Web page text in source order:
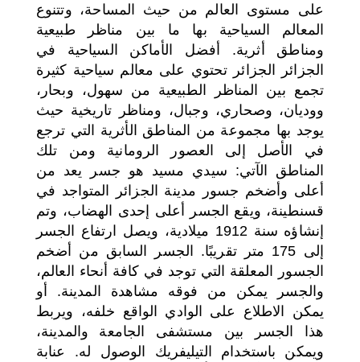
على مستوى العالم من حيث المساحة، وتتنوع
المعالم السياحية بها ما بين مناظر طبيعية
ومناطق أثرية. أفضل الأماكن السياحية في
الجزائر الجزائر تحتوي على معالم سياحية كثيرة
تجمع بين المناظر الطبيعية من سهول، وبحار،
ووديان، وصحاري، وجبال، ومناظر تاريخية حيث
يوجد بها مجموعة من المناطق الأثرية التي ترجع
في الأصل إلى العصور الرومانية ومن تلك
المناطق الآتي: سيدي مسيد هو جسر يعد من
أعلى وأضخم جسور مدينة الجزائر المتواجد في
قسنطينة، ويقع الجسر أعلى إحدى الهضاب، وتم
إنشاؤه سنة 1912 ميلادية، ويصل ارتفاع الجسر
إلى 175 متر تقريبًا. الجسر السابق من أضخم
الجسور المعلقة التي توجد في كافة أنحاء العالم،
والجسر يمكن من فوقه مشاهدة المدينة. أو
يمكن الاطلاع على الوادي الواقع خلفه، ويربط
هذا الجسر بين مستشفى الجامعة والمدينة،
ويمكن باستخدام التيليفريك الوصول له. عنابة